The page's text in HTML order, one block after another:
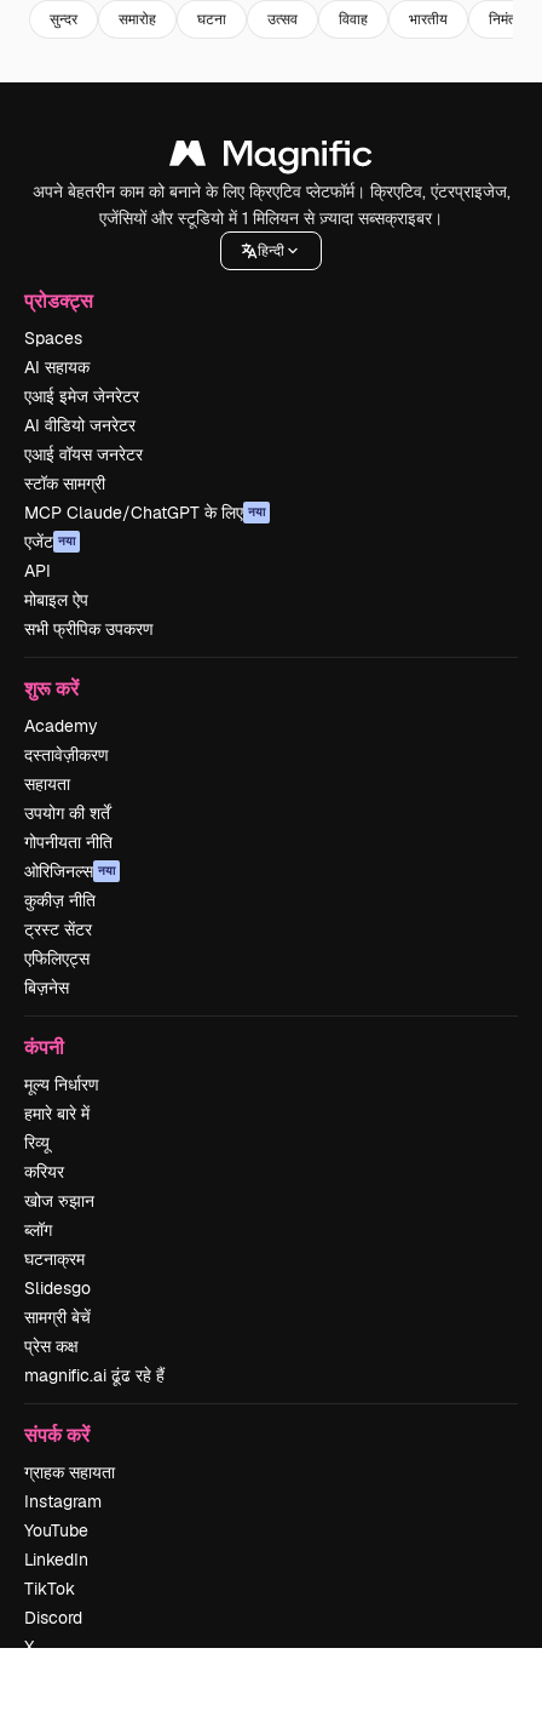
सुन्दर समारोह घटना उत्सव विवाह भारतीय निमंत्रण
अपने बेहतरीन काम को बनाने के लिए क्रिएटिव प्लेटफॉर्म। क्रिएटिव, एंटरप्राइजेज,
एजेंसियों और स्टूडियो में 1 मिलियन से ज़्यादा सब्सक्राइबर।
हिन्दी
प्रोडक्ट्स
Spaces
AI सहायक
एआई इमेज जेनरेटर
AI वीडियो जनरेटर
एआई वॉयस जनरेटर
स्टॉक सामग्री
MCP Claude/ChatGPT के लिए नया
एजेंट नया
API
मोबाइल ऐप
सभी फ्रीपिक उपकरण
शुरू करें
Academy
दस्तावेज़ीकरण
सहायता
उपयोग की शर्तें
गोपनीयता नीति
ओरिजिनल्स नया
कुकीज़ नीति
ट्रस्ट सेंटर
एफिलिएट्स
बिज़नेस
कंपनी
मूल्य निर्धारण
हमारे बारे में
रिव्यू
करियर
खोज रुझान
ब्लॉग
घटनाक्रम
Slidesgo
सामग्री बेचें
प्रेस कक्ष
magnific.ai ढूंढ रहे हैं
संपर्क करें
ग्राहक सहायता
Instagram
YouTube
LinkedIn
TikTok
Discord
X